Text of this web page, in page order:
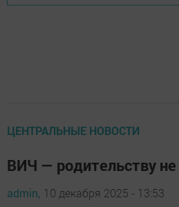
ЦЕНТРАЛЬНЫЕ НОВОСТИ
ВИЧ — родительству
admin, 10 декабря 2025 - 13:53